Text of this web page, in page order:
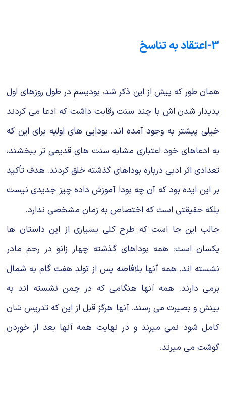
3-اعتقاد به تناسخ
همان طور که پیش از این ذکر شد، بودیسم در طول روزهای اول
پدیدار شدن اش با چند سنت رقابت داشت که ادعا می کردند
خیلی پیشتر به وجود آمده اند. بودایی های اولیه برای این که
به ادعاهای خود اعتباری مشابه سنت های قدیمی تر ببخشند،
تعدادی اثر ادبی درباره بوداهای گذشته خلق کردند. هدف تأکید
بر این ایده بود که آن چه بودا آموزش داده چیز جدیدی نیست
بلکه حقیقتی است که اختصاص به زمان مشخصی ندارد.
جالب این جا است که طرح کلی بسیاری از این داستان ها
یکسان است: همه بوداهای گذشته چهار زانو در رحم مادر
نشسته اند. همه آنها بلافاصه پس از تولد هفت گام به شمال
برمی دارند. همه آنها هنگامی که در چمن نشسته اند به
بینش و بصیرت می رسند. آنها هرگز قبل از این که تدریس شان
کامل شود نمی میرند و در نهایت همه آنها بعد از خوردن
گوشت می میرند.